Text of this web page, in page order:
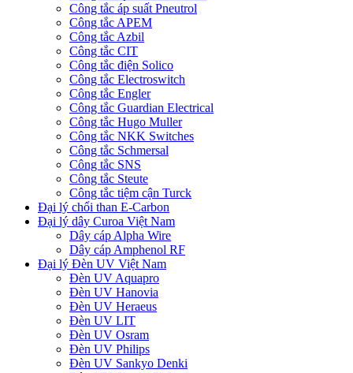
Công tắc áp suất Pneutrol
Công tắc APEM
Công tắc Azbil
Công tắc CIT
Công tắc điện Solico
Công tắc Electroswitch
Công tắc Engler
Công tắc Guardian Electrical
Công tắc Hugo Muller
Công tắc NKK Switches
Công tắc Schmersal
Công tắc SNS
Công tắc Steute
Công tắc tiệm cận Turck
Đại lý chổi than E-Carbon
Đại lý dây Curoa Việt Nam
Dây cáp Alpha Wire
Dây cáp Amphenol RF
Đại lý Đèn UV Việt Nam
Đèn UV Aquapro
Đèn UV Hanovia
Đèn UV Heraeus
Đèn UV LIT
Đèn UV Osram
Đèn UV Philips
Đèn UV Sankyo Denki